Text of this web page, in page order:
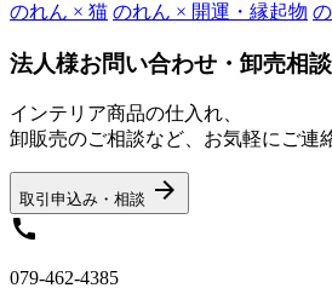
のれん × 猫 のれん × 開運・縁起物
法人様お問い合わせ・卸売相談
インテリア商品の仕入れ、
卸販売のご相談など、お気軽にご連
取引申込み・相談 arrow_forward
call
079-462-4385